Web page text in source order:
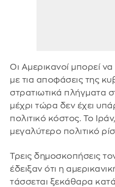
Οι Αμερικανοί μπορεί
με τια αποφάσεις της
στρατιωτικά πλήγματα
μέχρι τώρα δεν έχει
πολιτικό κόστος. Το
μεγαλύτερο πολιτικό
Τρεις δημοσκοπήσεις
έδειξαν ότι η
τάσσεται ξεκάθαρα